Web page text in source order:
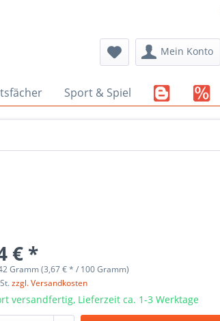
Mein Konto
Sport & Spiel
€ *
Gramm (3,67 € * / 100 Gramm)
zzgl. Versandkosten
versandfertig, Lieferzeit ca. 1-3 Werktage